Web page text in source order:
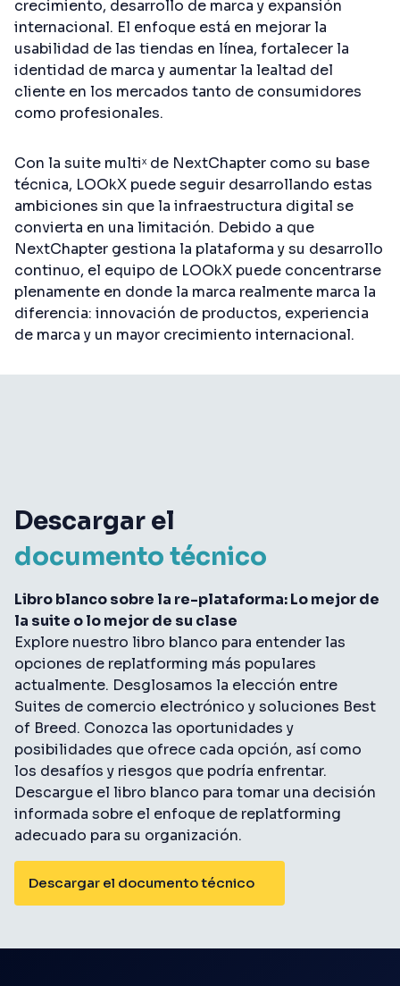
crecimiento, desarrollo de marca y expansión
internacional. El enfoque está en mejorar la
usabilidad de las tiendas en línea, fortalecer la
identidad de marca y aumentar la lealtad del
cliente en los mercados tanto de consumidores
como profesionales.
Con la suite multiˣ de NextChapter como su base
técnica, LOOkX puede seguir desarrollando estas
ambiciones sin que la infraestructura digital se
convierta en una limitación. Debido a que
NextChapter gestiona la plataforma y su desarrollo
continuo, el equipo de LOOkX puede concentrarse
plenamente en donde la marca realmente marca la
diferencia: innovación de productos, experiencia
de marca y un mayor crecimiento internacional.
Descargar el
documento técnico
Libro blanco sobre la re-plataforma: Lo mejor de
la suite o lo mejor de su clase
Explore nuestro libro blanco para entender las
opciones de replatforming más populares
actualmente. Desglosamos la elección entre
Suites de comercio electrónico y soluciones Best
of Breed. Conozca las oportunidades y
posibilidades que ofrece cada opción, así como
los desafíos y riesgos que podría enfrentar.
Descargue el libro blanco para tomar una decisión
informada sobre el enfoque de replatforming
adecuado para su organización.
Descargar el documento técnico